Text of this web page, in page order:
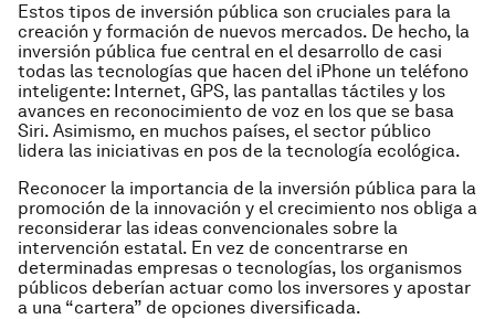
Estos tipos de inversión pública son cruciales para la
creación y formación de nuevos mercados. De hecho, la
inversión pública fue central en el desarrollo de casi
todas las tecnologías que hacen del iPhone un teléfono
inteligente: Internet, GPS, las pantallas táctiles y los
avances en reconocimiento de voz en los que se basa
Siri. Asimismo, en muchos países, el sector público
lidera las iniciativas en pos de la tecnología ecológica.
Reconocer la importancia de la inversión pública para la
promoción de la innovación y el crecimiento nos obliga a
reconsiderar las ideas convencionales sobre la
intervención estatal. En vez de concentrarse en
determinadas empresas o tecnologías, los organismos
públicos deberían actuar como los inversores y apostar
a una “cartera” de opciones diversificada.